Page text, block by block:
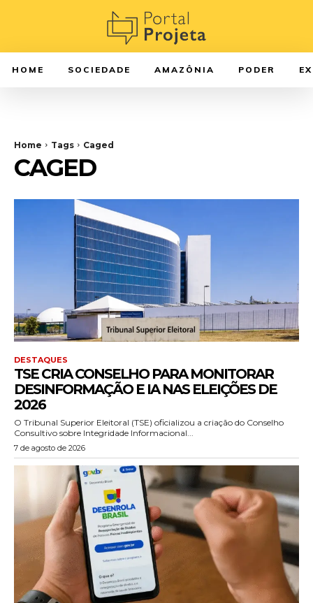
HOME SOCIEDADE AMAZÔNIA PODER
Home Tags Caged
CAGED
DESTAQUES
TSE CRIA CONSELHO PARA MONITORAR
DESINFORMAÇÃO E IA NAS ELEIÇÕES DE
2026
O Tribunal Superior Eleitoral (TSE) oficializou a criação do Conselho
Consultivo sobre Integridade Informacional...
7 de agosto de 2026